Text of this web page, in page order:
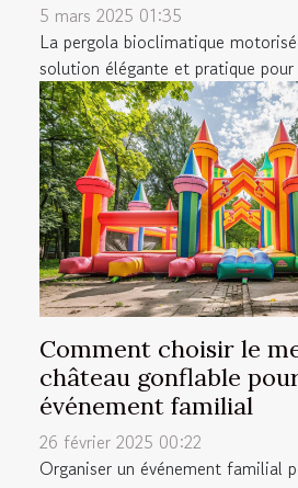
5 mars 2025 01:35
La pergola bioclimatique
solution élégante et pratique pour
Comment choisir le
château gonflable
événement familial
26 février 2025 00:22
Organiser un événement familial